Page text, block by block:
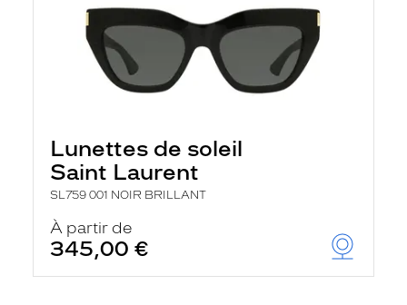
Lunettes de soleil
Saint Laurent
SL759 001 NOIR BRILLANT
À partir de
345,00 €